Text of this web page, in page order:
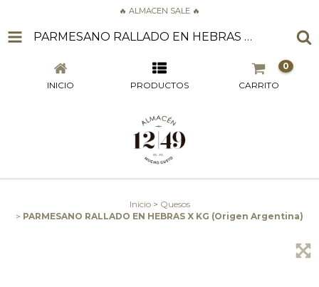
🔥 ALMACEN SALE 🔥
PARMESANO RALLADO EN HEBRAS X KG (ORIGEN ARGENTINA)
INICIO PRODUCTOS CARRITO
0
Inicio > Quesos
> PARMESANO RALLADO EN HEBRAS X KG (Origen Argentina)